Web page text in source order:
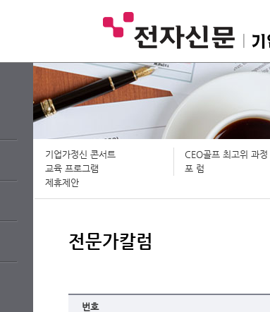
기업가정신 콘서트 CEO골프 최고위 과정
교육 프로그램
포 럼
제휴제안
전문가칼럼
번호